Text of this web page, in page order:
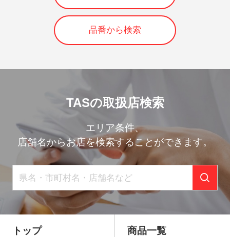
品番から検索
TASの取扱店検索
エリア条件、
店舗名からお店を検索することができます。
トップ 商品一覧